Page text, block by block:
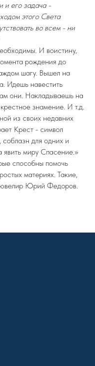
и его задача -
этого Света
во всем - ни
И воистину,
рождения до
шагу. Вышел на
Идешь навестить
они. Накладываешь на
знамение. И т.д.
из своих недавних
Крест - символ
для одних и
явить миру Спасение.»
способны помочь
материях. Такие,
ювелир Юрий Федоров.